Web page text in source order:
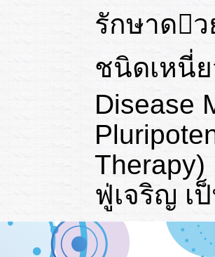
รักษาด
ชนิดเหนี่ย
Disease
ฟู่เจริญ